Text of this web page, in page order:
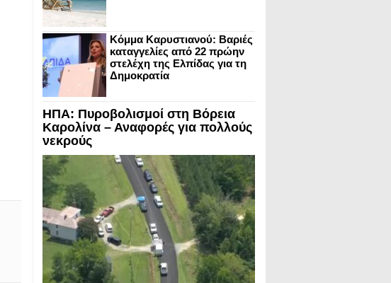
Κόμμα Καρυστιανού: Βαριές
καταγγελίες από 22 πρώην
στελέχη της Ελπίδας για τη
Δημοκρατία
ΗΠΑ: Πυροβολισμοί στη Βόρεια
Καρολίνα – Αναφορές για πολλούς
νεκρούς